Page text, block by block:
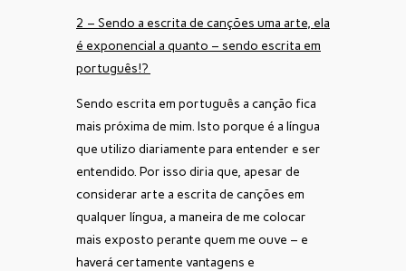
2 – Sendo a escrita de canções uma arte, ela
é exponencial a quanto – sendo escrita em
português!?
Sendo escrita em português a canção fica
mais próxima de mim. Isto porque é a língua
que utilizo diariamente para entender e ser
entendido. Por isso diria que, apesar de
considerar arte a escrita de canções em
qualquer língua, a maneira de me colocar
mais exposto perante quem me ouve – e
haverá certamente vantagens e